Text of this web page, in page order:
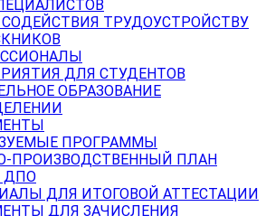
ТРУДОУСТРОЙСТВУ
ДЛЯ СТУДЕНТОВ
ОБРАЗОВАНИЕ
ПРОГРАММЫ
ПРОИЗВОДСТВЕННЫЙ ПЛАН
ДПО
ДЛЯ ИТОГОВОЙ АТТЕСТАЦИИ
ДЛЯ ЗАЧИСЛЕНИЯ